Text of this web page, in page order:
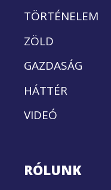
TÖRTÉNELEM
ZÖLD
GAZDASÁG
HÁTTÉR
VIDEÓ
RÓLUNK